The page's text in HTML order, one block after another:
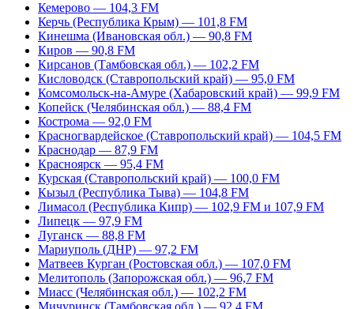
Кемерово — 104,3 FM
Керчь (Республика Крым) — 101,8 FM
Кинешма (Ивановская обл.) — 90,8 FM
Киров — 90,8 FM
Кирсанов (Тамбовская обл.) — 102,2 FM
Кисловодск (Ставропольский край) — 95,0 FM
Комсомольск-на-Амуре (Хабаровский край) — 99,9 FM
Копейск (Челябинская обл.) — 88,4 FM
Кострома — 92,0 FM
Красногвардейское (Ставропольский край) — 104,5 FM
Краснодар — 87,9 FM
Красноярск — 95,4 FM
Курская (Ставропольский край) — 100,0 FM
Кызыл (Республика Тыва) — 104,8 FM
Лимасол (Республика Кипр) — 102,9 FM и 107,9 FM
Липецк — 97,9 FM
Луганск — 88,8 FM
Мариуполь (ДНР) — 97,2 FM
Матвеев Курган (Ростовская обл.) — 107,0 FM
Мелитополь (Запорожская обл.) — 96,7 FM
Миасс (Челябинская обл.) — 102,2 FM
Мичуринск (Тамбовская обл.) — 92,4 FM